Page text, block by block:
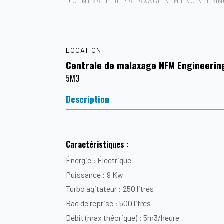
LOCATION
Centrale de malaxage NFM
5M3
Description
Caractéristiques :
Énergie : Électrique
Puissance : 9 Kw
Turbo agitateur : 250 litres
Bac de reprise : 500 litres
Débit (max théorique) : 5m3/heure